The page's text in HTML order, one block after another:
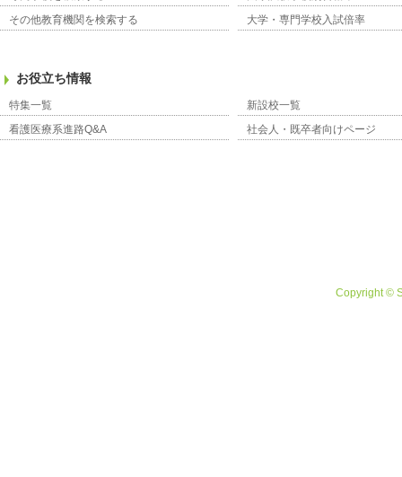
その他教育機関を検索する
大学・専門学校入試倍率
お役立ち情報
特集一覧
新設校一覧
看護医療系進路Q&A
社会人・既卒者向けページ
Copyright ©